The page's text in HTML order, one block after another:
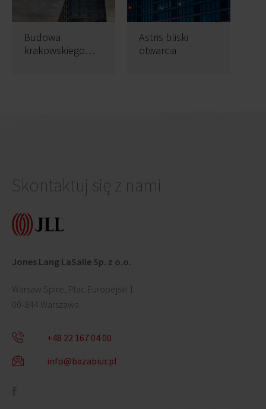
Budowa
krakowskiego
Astris bliski
otwarcia
Skontaktuj się z nami
Jones Lang LaSalle Sp. z o.o.
Warsaw Spire, Plac Europejski 1
00-844 Warszawa
+48 22 167 04 00
info@bazabiur.pl